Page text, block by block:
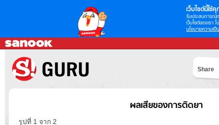
เว็บไซต์นี้ใช้คุ
รับประสบการณ์
เว็บไซต์ของเรา
นโยบายความเป็
Share
ผลเสียของการติดยา
รูปที่ 1 จาก 2